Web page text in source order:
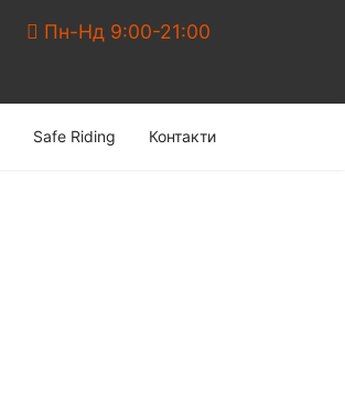
Пн-Нд 9:00-21:00
Safe Riding Контакти